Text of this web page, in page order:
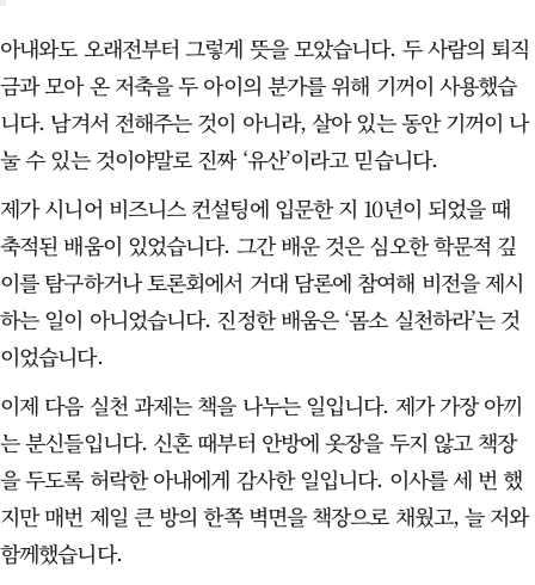
아내와도 오래전부터 그렇게 뜻을 모았습니다. 두 사람의 퇴직
금과 모아 온 저축을 두 아이의 분가를 위해 기꺼이 사용했습
니다. 남겨서 전해주는 것이 아니라, 살아 있는 동안 기꺼이 나
눌 수 있는 것이야말로 진짜 ‘유산’이라고 믿습니다.
제가 시니어 비즈니스 컨설팅에 입문한 지 10년이 되었을 때
축적된 배움이 있었습니다. 그간 배운 것은 심오한 학문적 깊
이를 탐구하거나 토론회에서 거대 담론에 참여해 비전을 제시
하는 일이 아니었습니다. 진정한 배움은 ‘몸소 실천하라’는 것
이었습니다.
이제 다음 실천 과제는 책을 나누는 일입니다. 제가 가장 아끼
는 분신들입니다. 신혼 때부터 안방에 옷장을 두지 않고 책장
을 두도록 허락한 아내에게 감사한 일입니다. 이사를 세 번 했
지만 매번 제일 큰 방의 한쪽 벽면을 책장으로 채웠고, 늘 저와
함께했습니다.